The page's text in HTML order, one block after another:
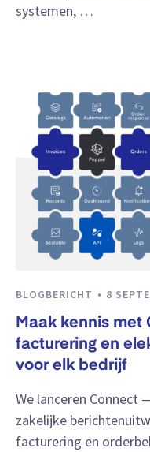
systemen, …
BLOGBERICHT 8
Maak kennis met
facturering en
voor elk bedrijf
We lanceren Connect
zakelijke
facturering en